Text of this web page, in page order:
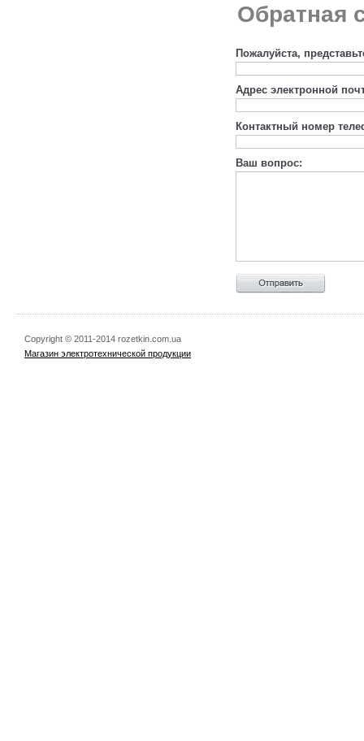
Обратная
Пожалуйста,
Адрес электронной
Контактный номер
Ваш вопрос:
Copyright © 2011-2014 rozetkin.com.ua
Магазин электротехнической продукции